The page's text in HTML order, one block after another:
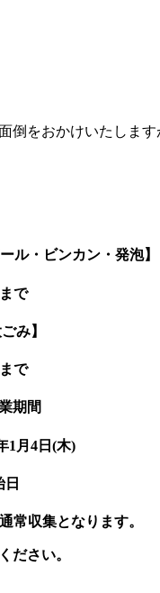
をおかけいたしま
ル・ビンカン・発泡】
で
み】
で
期間
1月4日(木)
常収集となります。
ださい。